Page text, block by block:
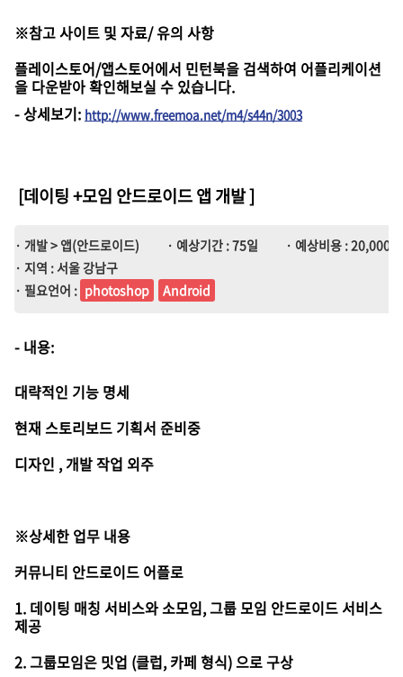
※참고 사이트 및 자료/ 유의 사항
플레이스토어/앱스토어에서 민턴북을 검색하여 어플리케이션
을 다운받아 확인해보실 수 있습니다.
-상세보기: http://www.freemoa.net/m4/s44n/3003
[데이팅 +모임 안드로이드 앱 개발]
· 개발 > 앱(안드로이드) · 예상기간 : 75일
· 예상비용 :
· 지역 : 서울 강남구
· 필요언어 : photoshop Android
- 내용:
대략적인 기능 명세
현재 스토리보드 기획서 준비중
디자인 , 개발 작업 외주
※상세한 업무 내용
커뮤니티 안드로이드 어플로
1. 데이팅 매칭 서비스와 소모임, 그룹 모임 안드로이드 서비스
제공
2. 그룹모임은 밋업 (클럽, 카페 형식) 으로 구상